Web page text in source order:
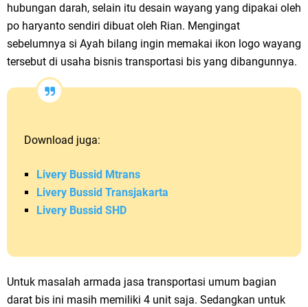
hubungan darah, selain itu desain wayang yang dipakai oleh
po haryanto sendiri dibuat oleh Rian. Mengingat
sebelumnya si Ayah bilang ingin memakai ikon logo wayang
tersebut di usaha bisnis transportasi bis yang dibangunnya.
Download juga:
Livery Bussid Mtrans
Livery Bussid Transjakarta
Livery Bussid SHD
Untuk masalah armada jasa transportasi umum bagian
darat bis ini masih memiliki 4 unit saja. Sedangkan untuk